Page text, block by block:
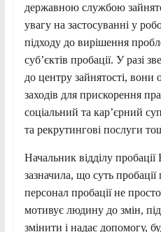
державною службою
увагу на застосуванні у
підходу до вирішення
суб’єктів пробації. У разі
до центру зайнятості,
заходів для прискорення
соціальний та кар’єрний
та рекрутингові послуги
Начальник відділу пробації
зазначила, що суть
персонал пробації не
мотивує людину до змін,
змінити і надає допомогу,